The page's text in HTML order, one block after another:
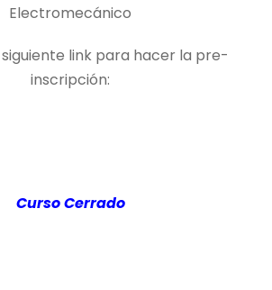
Electromecánico
link para hacer la pre-
inscripción:
Curso Cerrado